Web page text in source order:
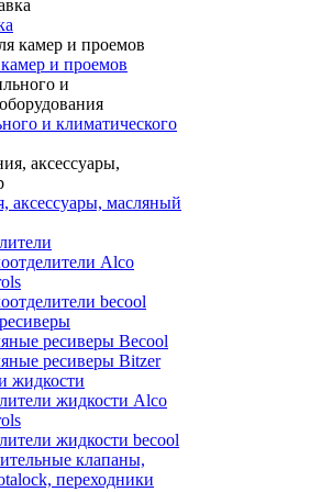
и проемов
и климатического
аксессуары, масляный
Alco
becool
ресиверы Becool
ресиверы Bitzer
жидкости
жидкости Alco
жидкости becool
клапаны,
переходники